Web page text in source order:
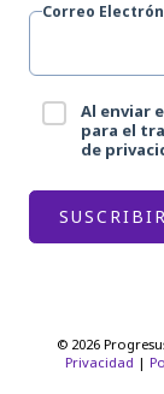
Correo
Al enviar
para el
de
© 2026
Privacidad |